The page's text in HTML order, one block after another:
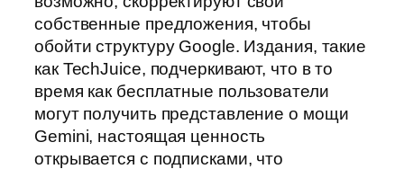
собственные предложения, чтобы
обойти структуру Google. Издания, такие
как TechJuice, подчеркивают, что в то
время как бесплатные пользователи
могут получить представление о мощи
Gemini, настоящая ценность
открывается с подписками, что